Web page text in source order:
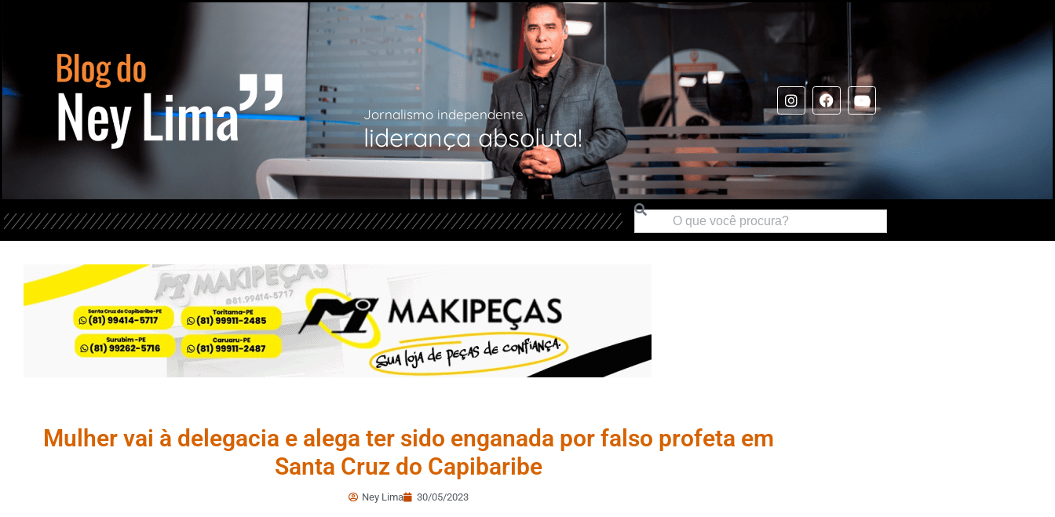
Jornalismo independente
liderança absoluta!
Mulher vai à delegacia e alega ter sido enganada por falso profeta em
Santa Cruz do Capibaribe
Ney Lima 30/05/2023